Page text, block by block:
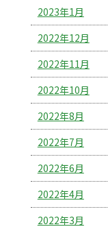
2023年1月
2022年12月
2022年11月
2022年10月
2022年8月
2022年7月
2022年6月
2022年4月
2022年3月